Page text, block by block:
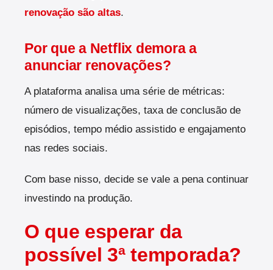
renovação são altas.
Por que a Netflix demora a
anunciar renovações?
A plataforma analisa uma série de métricas:
número de visualizações, taxa de conclusão de
episódios, tempo médio assistido e engajamento
nas redes sociais.
Com base nisso, decide se vale a pena continuar
investindo na produção.
O que esperar da
possível 3ª temporada?